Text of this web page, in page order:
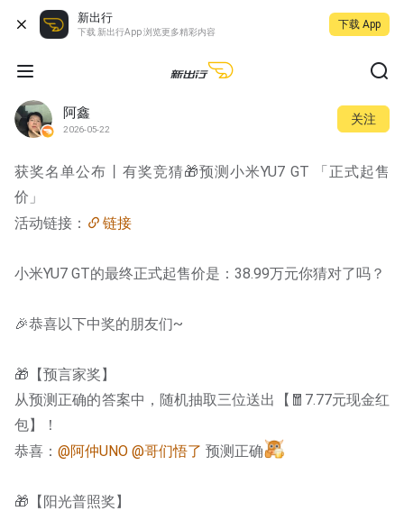
新出行
下载 新出行App 浏览更多精彩内容
下载 App
阿鑫
2026-05-22
关注
获奖名单公布丨有奖竞猜🎁预测小米YU7 GT 「正式起售
价」
活动链接：
链接
小米YU7 GT的最终正式起售价是：38.99万元你猜对了吗？
🎉恭喜以下中奖的朋友们~
🎁【预言家奖】
从预测正确的答案中，随机抽取三位送出【🧧7.77元现金红
包】！
恭喜： @阿仲UNO @哥们悟了 预测正确
🎁【阳光普照奖】